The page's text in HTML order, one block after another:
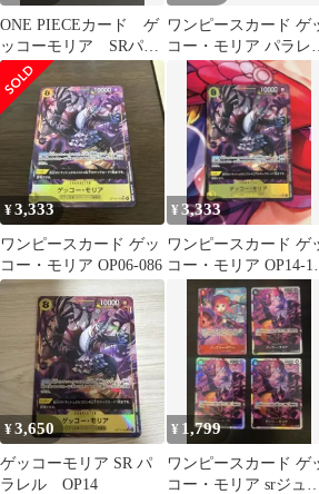
ONE PIECEカード ゲ
ッコーモリア SRパラ
レル
ワンピースカード ゲ
コー・モリア パラレル
青黄ナミパーツ
¥3,333
ワンピースカード ゲッ
コー・モリア OP06-086
¥3,333
ワンピースカード ゲ
コー・モリア OP14-
SRパラレル
¥3,650
ゲッコーモリア SR パ
ラレル OP14
¥ 1,799
ワンピースカード ゲ
コー・モリア srジュ